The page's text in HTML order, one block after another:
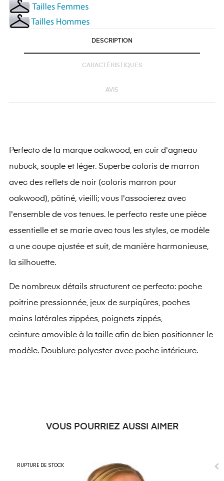
DESCRIPTION
CARACTÉRISTIQUES
AVIS
Perfecto de la marque oakwood, en cuir d'agneau
nubuck, souple et léger. Superbe coloris de marron
avec des reflets de noir (coloris marron pour
oakwood), pâtiné, vieilli; vous l'associerez avec
l'ensemble de vos tenues. le perfecto reste une pièce
essentielle et se marie avec tous les styles, ce modèle
a une coupe ajustée et suit, de manière harmonieuse,
la silhouette.
De nombreux détails structurent ce perfecto: poche
poitrine pressionnée, jeux de surpiqûres, poches
mains latérales zippées, poignets zippés,
ceinture amovible à la taille afin de bien positionner le
modèle. Doublure polyester avec poche intérieure.
VOUS POURRIEZ AUSSI AIMER
RUPTURE DE STOCK